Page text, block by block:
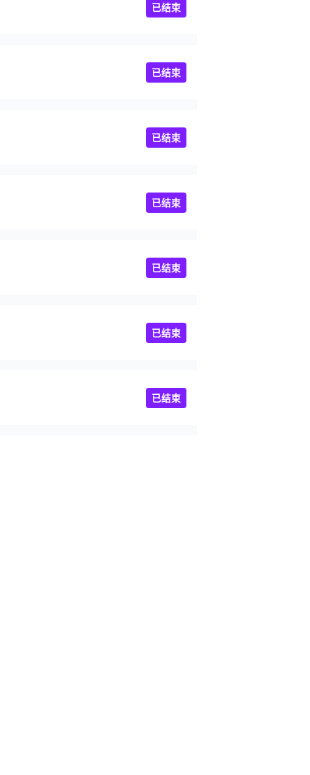
已结束
已结束
已结束
已结束
已结束
已结束
已结束